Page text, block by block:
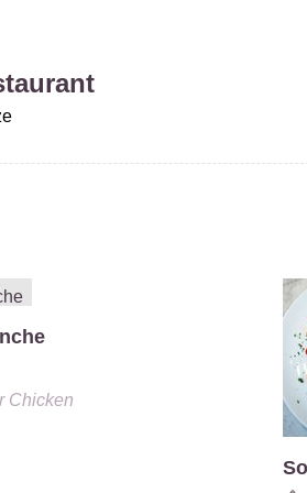
Chicken